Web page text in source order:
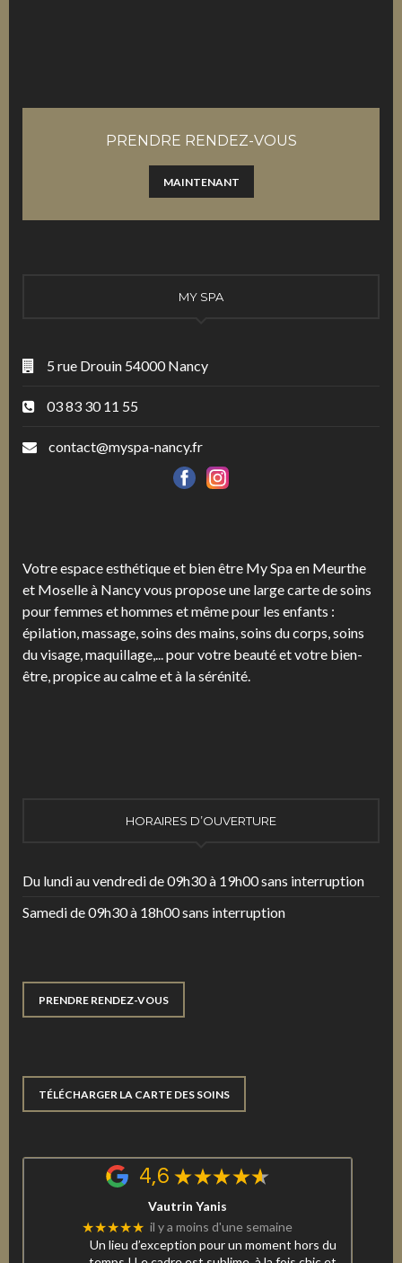
PRENDRE RENDEZ-VOUS
MAINTENANT
MY SPA
5 rue Drouin 54000 Nancy
03 83 30 11 55
contact@myspa-nancy.fr
Votre espace esthétique et bien être My Spa en Meurthe
et Moselle à Nancy vous propose une large carte de soins
pour femmes et hommes et même pour les enfants :
épilation, massage, soins des mains, soins du corps, soins
du visage, maquillage,... pour votre beauté et votre bien-
être, propice au calme et à la sérénité.
HORAIRES D’OUVERTURE
Du lundi au vendredi de 09h30 à 19h00 sans interruption
Samedi de 09h30 à 18h00 sans interruption
PRENDRE RENDEZ-VOUS
TÉLÉCHARGER LA CARTE DES SOINS
4,6
Vautrin Yanis
★★★★★ il y a moins d'une semaine
Un lieu d’exception pour un moment hors du